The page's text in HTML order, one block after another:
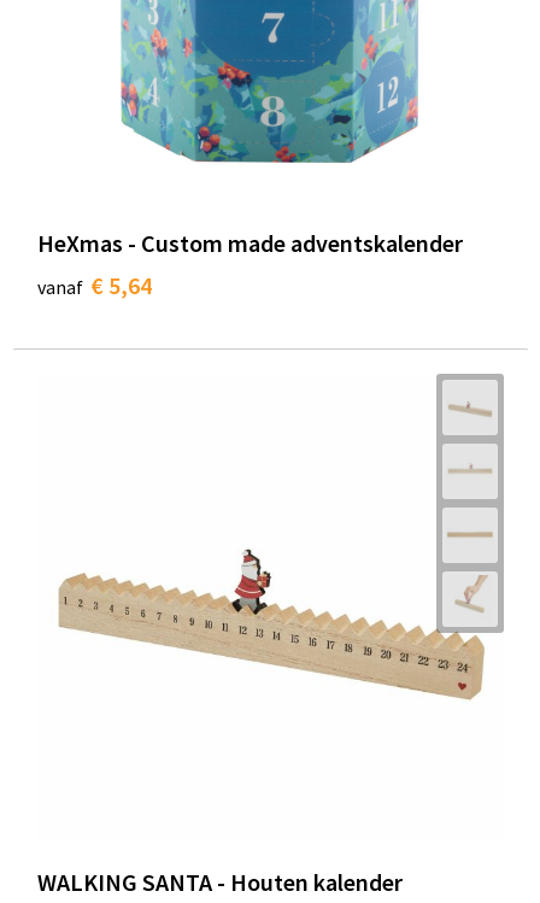
HeXmas - Custom made adventskalender
vanaf € 5,64
WALKING SANTA - Houten kalender